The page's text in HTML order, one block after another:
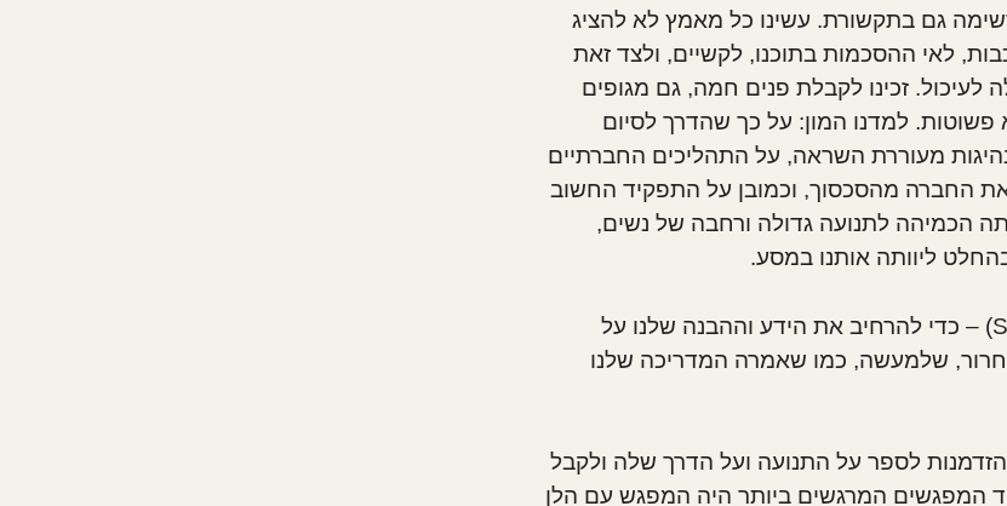
גם בתקשורת. עשינו כל מאמץ לא להציג
לאי ההסכמות בתוכנו, לקשיים, ולצד זאת
זכינו לקבלת פנים חמה, גם מגופים
למדנו המון: על כך שהדרך לסיום
מעוררת השראה, על התהליכים החברתיים
החברה מהסכסוך, וכמובן על התפקיד החשוב
הכמיהה לתנועה גדולה ורחבה של נשים,
ליוותה אותנו במסע.
בנוסף, ביקרנו במוזיאון האפרטהייד וברובע סוואטו (Soweto) – כדי להרחיב את הידע וההבנה שלנו על
שלמעשה, כמו שאמרה המדריכה שלנו
לספר על התנועה ועל הדרך שלה ולקבל
המפגשים המרגשים ביותר היה המפגש עם הלן